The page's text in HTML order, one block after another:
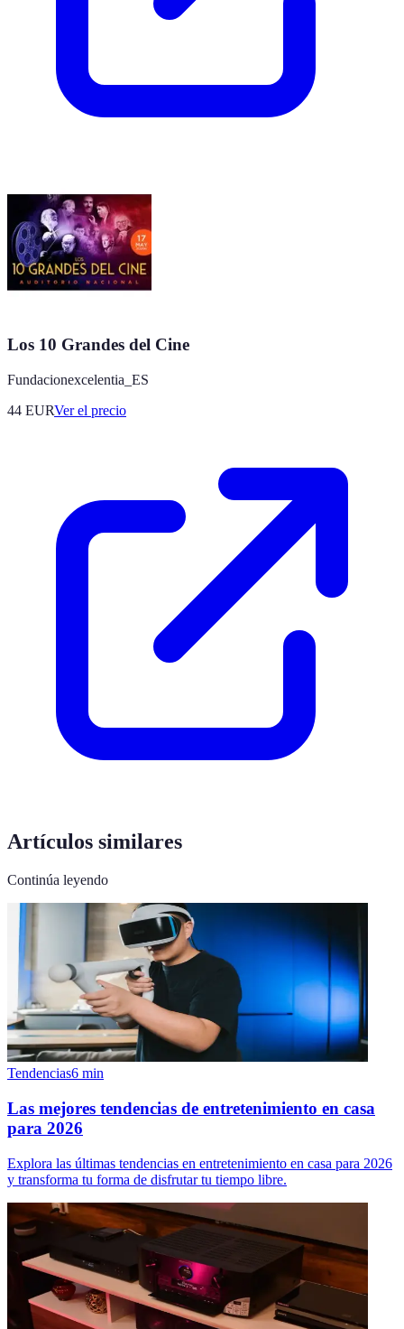
Los 10 Grandes del Cine
Fundacionexcelentia_ES
44 EURVer el precio
Artículos similares
Continúa leyendo
Tendencias6 min
Las mejores tendencias de entretenimiento en casa
para 2026
Explora las últimas tendencias en entretenimiento en casa para 2026
y transforma tu forma de disfrutar tu tiempo libre.